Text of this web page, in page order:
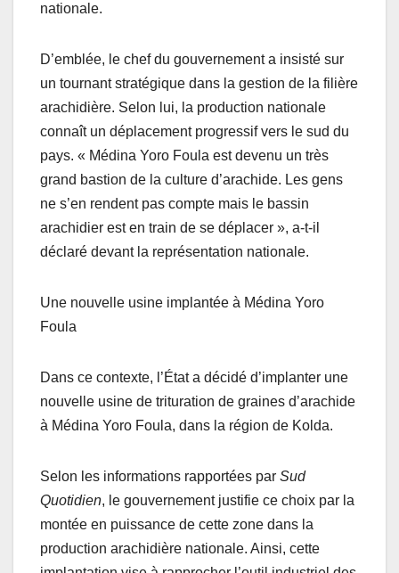
nationale.
D’emblée, le chef du gouvernement a insisté sur
un tournant stratégique dans la gestion de la filière
arachidière. Selon lui, la production nationale
connaît un déplacement progressif vers le sud du
pays. « Médina Yoro Foula est devenu un très
grand bastion de la culture d’arachide. Les gens
ne s’en rendent pas compte mais le bassin
arachidier est en train de se déplacer », a-t-il
déclaré devant la représentation nationale.
Une nouvelle usine implantée à Médina Yoro
Foula
Dans ce contexte, l’État a décidé d’implanter une
nouvelle usine de trituration de graines d’arachide
à Médina Yoro Foula, dans la région de Kolda.
Selon les informations rapportées par Sud
Quotidien, le gouvernement justifie ce choix par la
montée en puissance de cette zone dans la
production arachidière nationale. Ainsi, cette